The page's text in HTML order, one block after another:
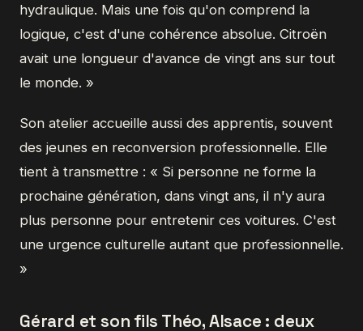
hydraulique. Mais une fois qu'on comprend la
logique, c'est d'une cohérence absolue. Citroën
avait une longueur d'avance de vingt ans sur tout
le monde. »
Son atelier accueille aussi des apprentis, souvent
des jeunes en reconversion professionnelle. Elle
tient à transmettre : « Si personne ne forme la
prochaine génération, dans vingt ans, il n'y aura
plus personne pour entretenir ces voitures. C'est
une urgence culturelle autant que professionnelle.
»
Gérard et son fils Théo, Alsace : deux